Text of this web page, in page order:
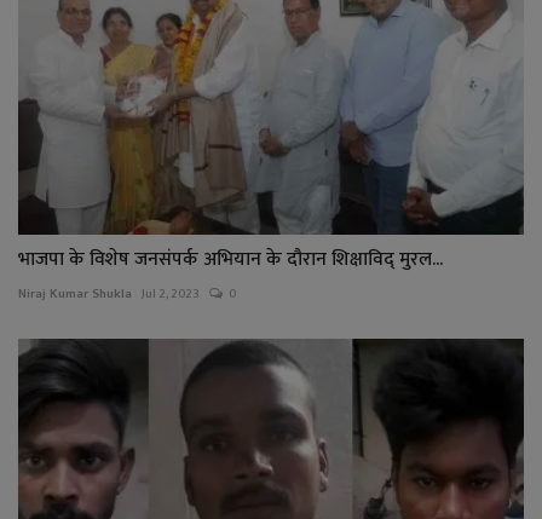
भाजपा के विशेष जनसंपर्क अभियान के दौरान शिक्षाविद् मुरल...
Niraj Kumar Shukla Jul 2, 2023 0